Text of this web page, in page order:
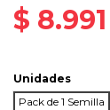
$ 8.991
Unidades
Pack de 1 Semilla